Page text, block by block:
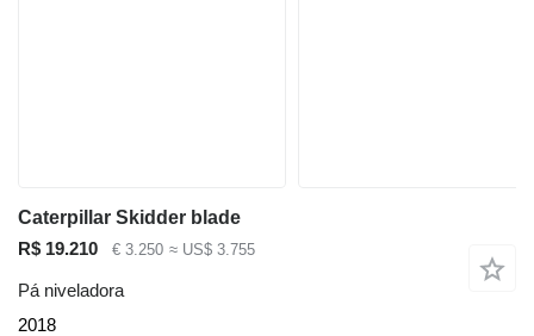
Caterpillar Skidder blade
R$ 19.210
€ 3.250 ≈ US$ 3.755
Pá niveladora
2018